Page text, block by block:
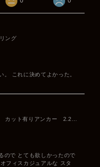
ング
。 これに決めてよかった。
ので とても欲しかったので
フィスカジュアルな スタ